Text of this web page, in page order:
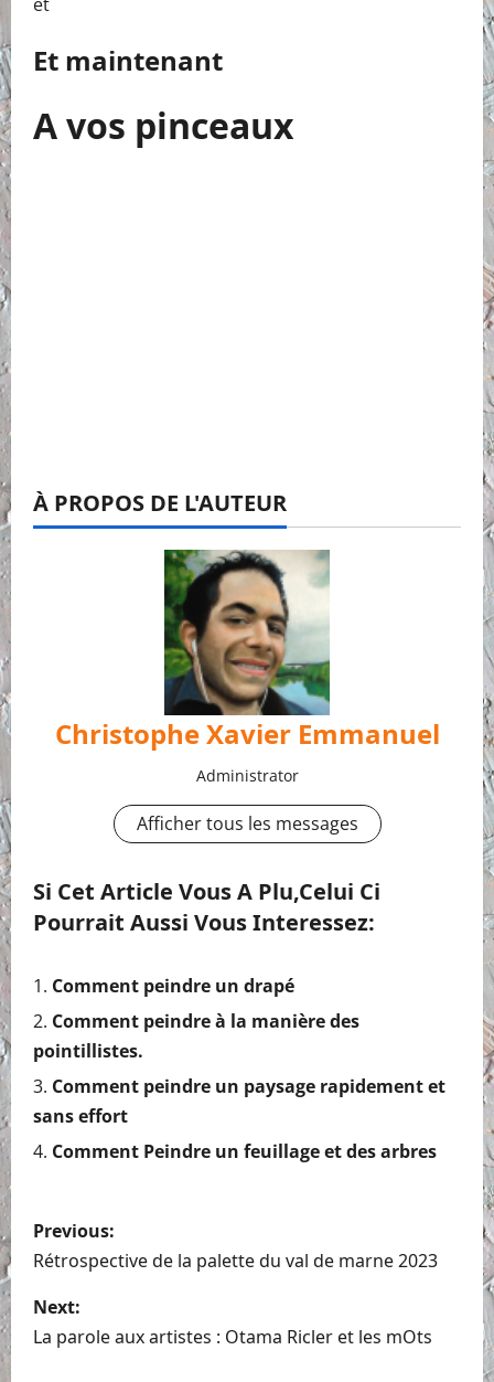
Et maintenant
A vos pinceaux
À PROPOS DE L'AUTEUR
Christophe Xavier Emmanuel
Administrator
Afficher tous les messages
Si Cet Article Vous A Plu,celui Ci
Pourrait Aussi Vous Interessez:
Comment peindre un drapé
Comment peindre à la manière des
pointillistes.
Comment peindre un paysage rapidement et
sans effort
Comment Peindre un feuillage et des arbres
P
o
s
Previous:
Rétrospective de la palette du val de marne 2023
Next:
La parole aux artistes : Otama Ricler et les mOts